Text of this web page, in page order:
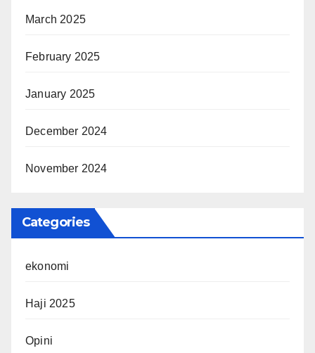
March 2025
February 2025
January 2025
December 2024
November 2024
Categories
ekonomi
Haji 2025
Opini